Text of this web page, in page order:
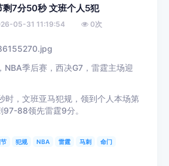
剩7分50秒 文班个人5犯
05-31 11:19:54 0次
NBA季后赛，西决G7，雷霆主场迎
时，文班亚马犯规，领到个人本场第
88领先雷霆9分。
犯规 NBA 雷霆 马刺 命门